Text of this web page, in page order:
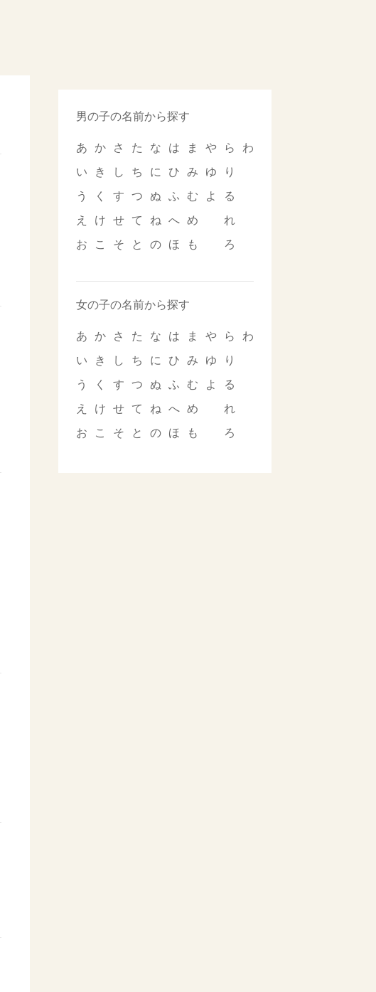
男の子の名前から探す
あ
い
う
え
お
か
き
く
け
こ
さ
し
す
せ
そ
た
ち
つ
て
と
な
に
ぬ
ね
の
は
ひ
ふ
へ
ほ
ま
み
む
め
も
や
ゆ
よ
ら
り
る
れ
ろ
わ
女の子の名前から探す
あ
い
う
え
お
か
き
く
け
こ
さ
し
す
せ
そ
た
ち
つ
て
と
な
に
ぬ
ね
の
は
ひ
ふ
へ
ほ
ま
み
む
め
も
や
ゆ
よ
ら
り
る
れ
ろ
わ